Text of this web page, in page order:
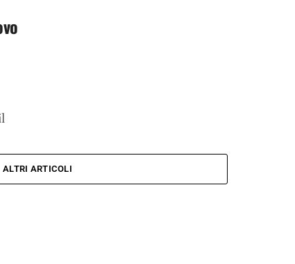
ALTRI ARTICOLI